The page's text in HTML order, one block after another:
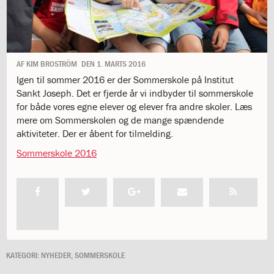
days
of
giving
1.12:
Let
it
Grow
1.13:
Move
it!
1.14:
Ucycle
We
cycle
1.15:
Historie
1.16:
Bombningen
d’Arc
1.17:
Markering
AF KIM BROSTRÖM DEN 1. MARTS 2016
Igen til sommer 2016 er der Sommerskole på Institut
Sankt Joseph. Det er fjerde år vi indbyder til sommerskole
for både vores egne elever og elever fra andre skoler. Læs
mere om Sommerskolen og de mange spændende
aktiviteter. Der er åbent for tilmelding.
Sommerskole 2016
KATEGORI: NYHEDER,SOMMERSKOLE